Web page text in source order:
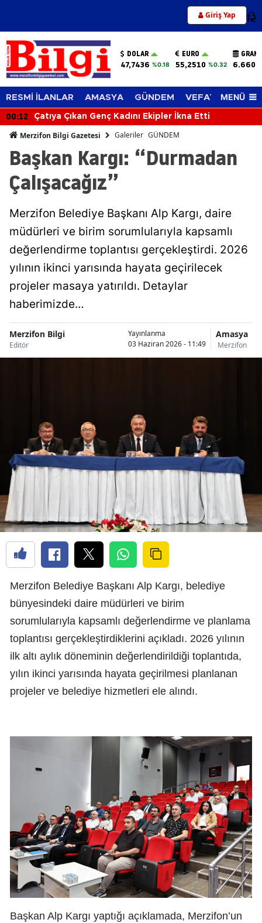
Giriş Yap 12
DOLAR
47,7436 %0.18
EURO
55,2510 %0.32
RESMİ İLANLAR AMASYA GÜNDEM VEFAT EDENLER
MENÜ
23:54
Merzifon Hırka Köyü'ndeki Büyük Yangın Kontrol
Merzifon Bilgi Gazetesi Galeriler GÜNDEM
Başkan Kargı: “Durmadan
Çalışacağız”
Merzifon Belediye Başkanı Alp Kargı, daire
müdürleri ve birim sorumlularıyla kapsamlı
değerlendirme toplantısı gerçekleştirdi. 2026
yılının ikinci yarısında hayata geçirilecek
projeler masaya yatırıldı. Detaylar
haberimizde…
Merzifon Bilgi
Editör
Yayınlanma
03 Haziran 2026 - 11:49
Amasya
Merzifon
Merzifon Belediye Başkanı Alp Kargı, belediye
bünyesindeki daire müdürleri ve birim
sorumlularıyla kapsamlı değerlendirme ve planlama
toplantısı gerçekleştirdiklerini açıkladı. 2026 yılının
ilk altı aylık döneminin değerlendirildiği toplantıda,
yılın ikinci yarısında hayata geçirilmesi planlanan
projeler ve belediye hizmetleri ele alındı.
Başkan Alp Kargı yaptığı açıklamada, Merzifon’un